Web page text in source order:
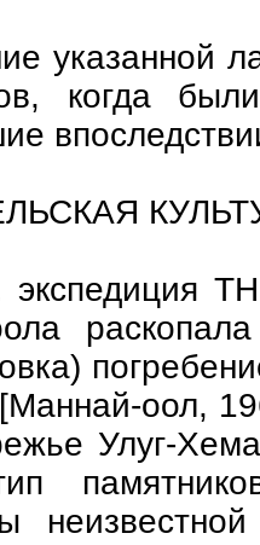
указанной
когда
экспедиция
оол,
Улуг-